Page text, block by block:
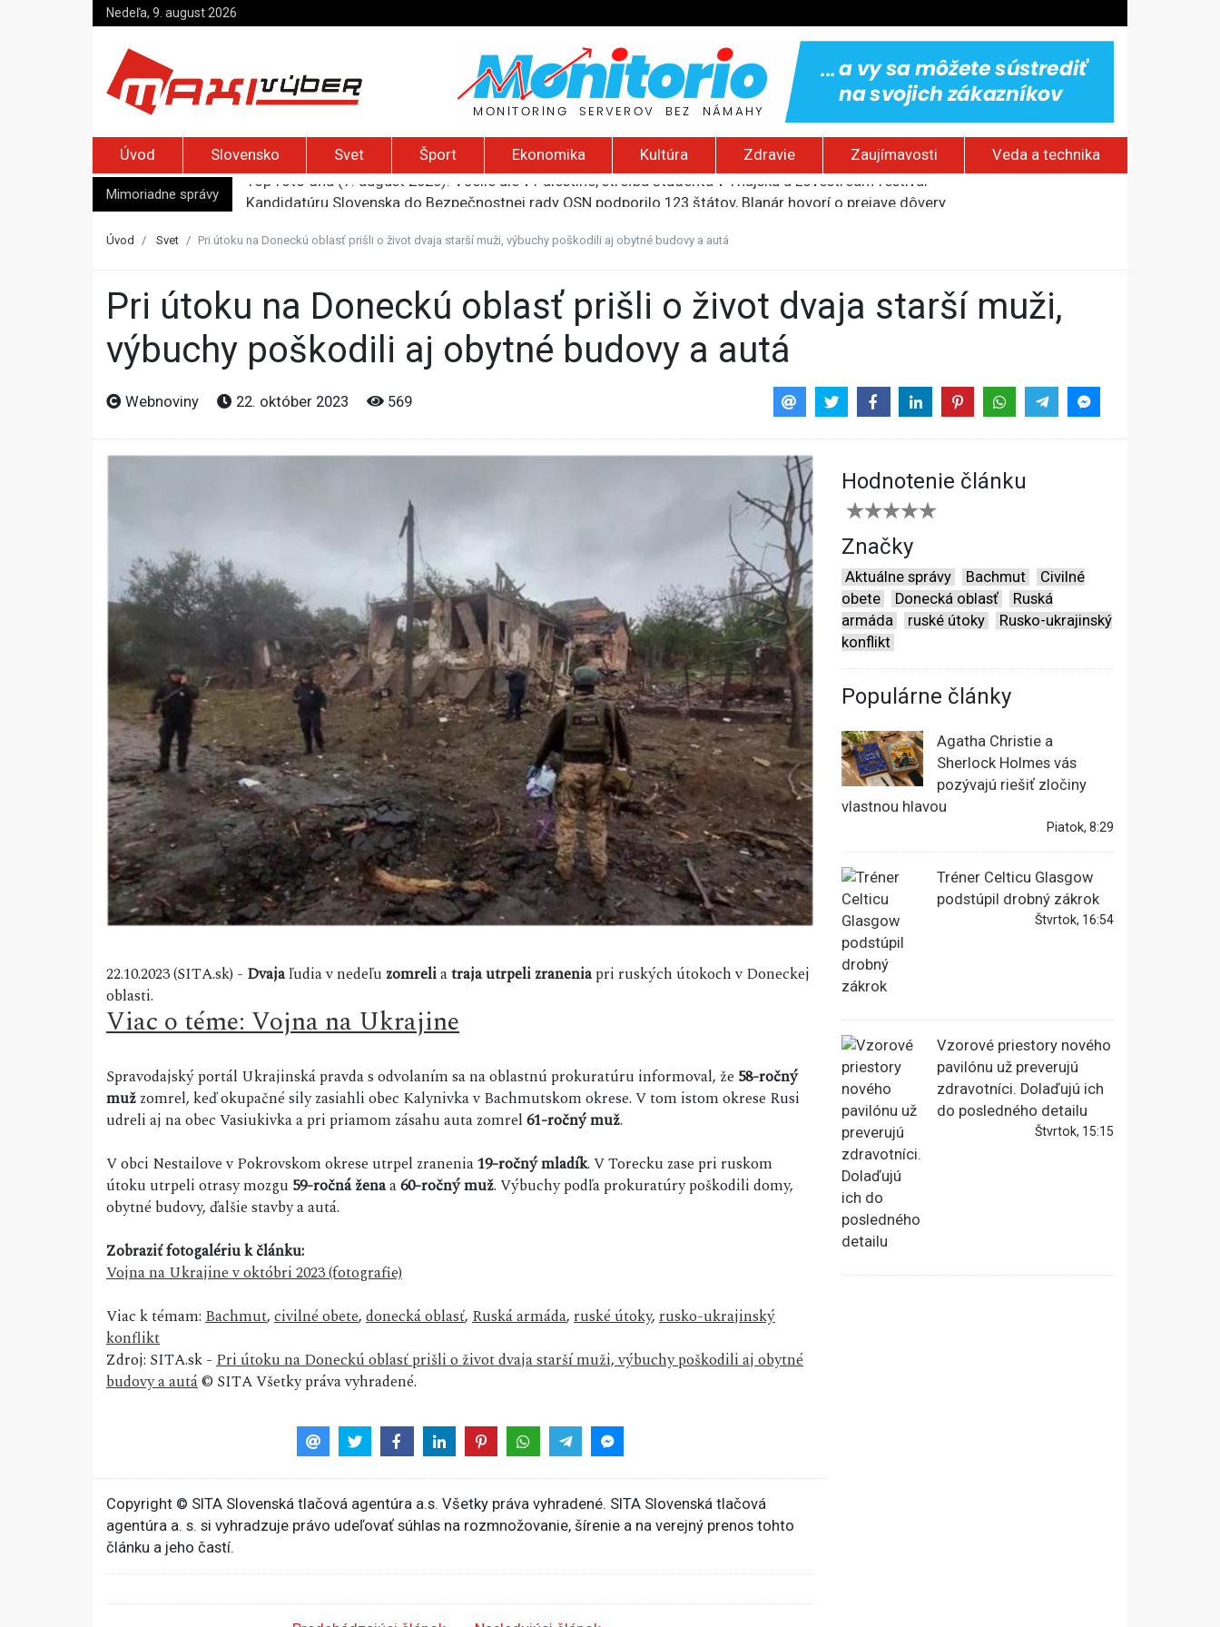
Nedeľa, 9. august 2026
Úvod Slovensko Svet Šport Ekonomika Kultúra Zdravie Zaujímavosti Veda a technika
Mimoriadne správy
Kandidatúru Slovenska do Bezpečnostnej rady OSN podporilo 123 štátov, Blanár hovorí o prejave dôvery
Pápež Lev XIV. sa vo Francúzsku stretne s obeťami sexuálneho zneužívania kňazmi
Úvod Svet Pri útoku na Doneckú oblasť prišli o život dvaja starší muži, výbuchy poškodili aj obytné budovy a autá
Pri útoku na Doneckú oblasť prišli o život dvaja starší muži,
výbuchy poškodili aj obytné budovy a autá
Webnoviny 22. október 2023 569
22.10.2023 (SITA.sk) - Dvajaľudia v nedeľu zomreliatrajautrpeli zraneniapri ruských útokoch v Doneckej
oblasti.
Viac o téme: Vojna na Ukrajine
Spravodajský portál Ukrajinská pravda s odvolaním sa na oblastnú prokuratúru informoval, že58-ročný
mužzomrel, keď okupačné sily zasiahli obec Kalynivka v Bachmutskom okrese. V tom istom okrese Rusi
udreli aj na obec Vasiukivka a pri priamom zásahu auta zomrel61-ročný muž.
V obci Nestailove v Pokrovskom okrese utrpel zranenia19-ročný mladík. V Torecku zase pri ruskom
útoku utrpeli otrasy mozgu 59-ročná ženaa60-ročný muž. Výbuchy podľa prokuratúry poškodili domy,
obytné budovy, ďalšie stavby a autá.
Zobraziť fotogalériu k článku:
Vojna na Ukrajine v októbri 2023 (fotografie)
Viac k témam:Bachmut,civilné obete,donecká oblasť,Ruská armáda,ruské útoky,rusko-ukrajinský
konflikt
Zdroj: SITA.sk -Pri útoku na Doneckú oblasť prišli o život dvaja starší muži, výbuchy poškodili aj obytné
budovy a autá© SITA Všetky práva vyhradené.
Hodnotenie článku
Značky
Aktuálne správy Bachmut
Civilné
obete
Donecká oblasť
Ruská
armáda
ruské útoky
Rusko-ukrajinský
konflikt
Populárne články
Agatha Christie a
Sherlock Holmes vás
pozývajú riešiť zločiny
vlastnou hlavou
Piatok, 8:29
Tréner Celticu Glasgow
podstúpil drobný zákrok
Štvrtok, 16:54
Vzorové priestory nového
pavilónu už preverujú
zdravotníci. Dolaďujú ich
do posledného detailu
Štvrtok, 15:15
Copyright © SITA Slovenská tlačová agentúra a.s. Všetky práva vyhradené. SITA Slovenská tlačová
agentúra a. s. si vyhradzuje právo udeľovať súhlas na rozmnožovanie, šírenie a na verejný prenos tohto
článku a jeho častí.